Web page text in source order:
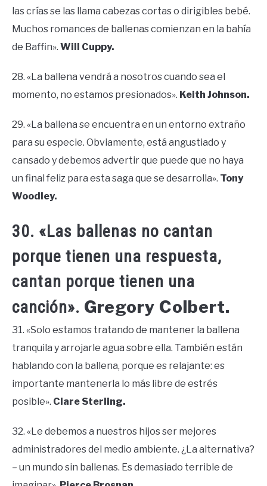
las crías se las llama cabezas cortas o dirigibles bebé.
Muchos romances de ballenas comienzan en la bahía
de Baffin». Will Cuppy.
28. «La ballena vendrá a nosotros cuando sea el
momento, no estamos presionados». Keith Johnson.
29. «La ballena se encuentra en un entorno extraño
para su especie. Obviamente, está angustiado y
cansado y debemos advertir que puede que no haya
un final feliz para esta saga que se desarrolla». Tony
Woodley.
30. «Las ballenas no cantan
porque tienen una respuesta,
cantan porque tienen una
canción». Gregory Colbert.
31. «Solo estamos tratando de mantener la ballena
tranquila y arrojarle agua sobre ella. También están
hablando con la ballena, porque es relajante: es
importante mantenerla lo más libre de estrés
posible». Clare Sterling.
32. «Le debemos a nuestros hijos ser mejores
administradores del medio ambiente. ¿La alternativa?
– un mundo sin ballenas. Es demasiado terrible de